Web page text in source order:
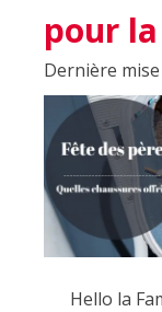
pour
Dernière
Hello la